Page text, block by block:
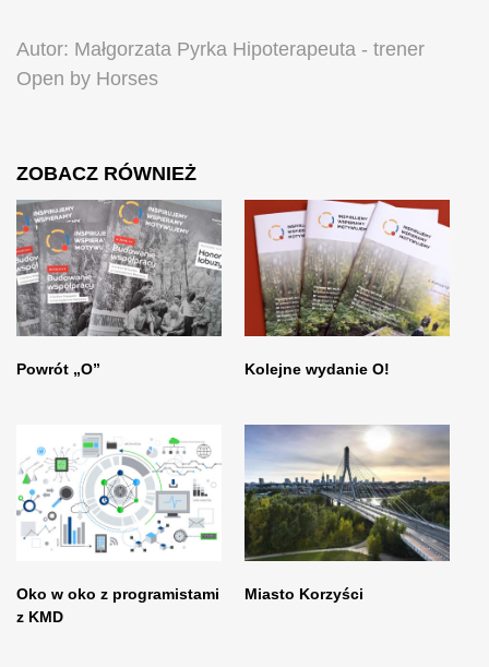
ZOBACZ RÓWNIEŻ
Kolejne wydanie O!
Powrót „O”
Miasto Korzyści
Oko w oko z programistami
z KMD
Autor: Małgorzata Pyrka Hipoterapeuta - trener
Open by Horses